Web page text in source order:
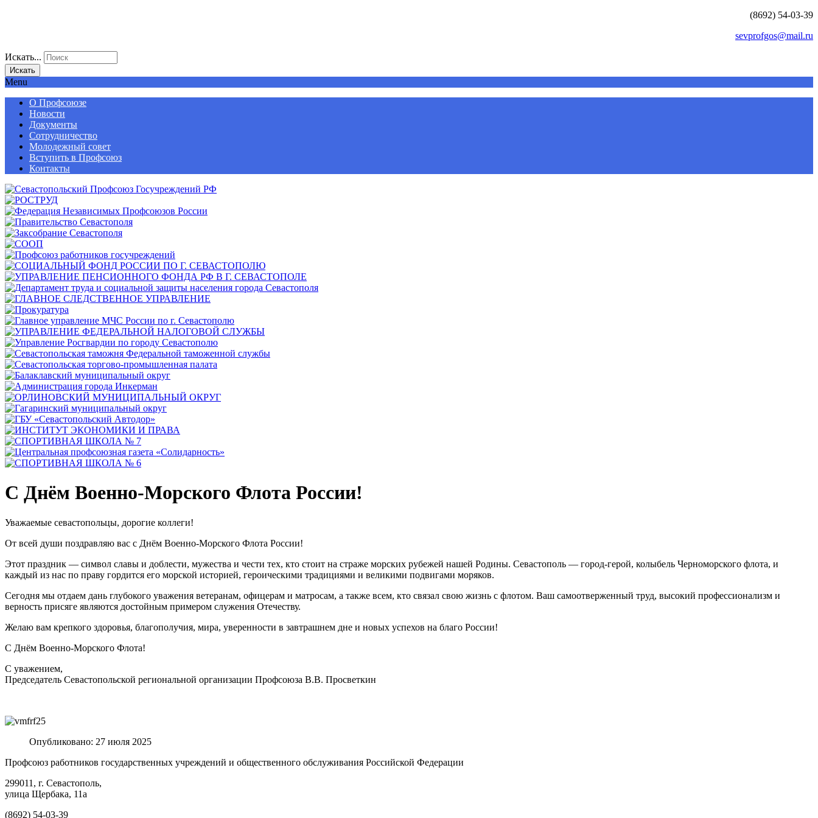
(8692) 54-03-39
sevprofgos@mail.ru
Искать...
Искать
Menu
О Профсоюзе
Новости
Документы
Сотрудничество
Молодежный совет
Вступить в Профсоюз
Контакты
С Днём Военно-Морского Флота России!
Уважаемые севастопольцы, дорогие коллеги!
От всей души поздравляю вас с Днём Военно-Морского Флота России!
Этот праздник — символ славы и доблести, мужества и чести тех, кто стоит на страже морских рубежей нашей Родины. Севастополь — город-герой, колыбель Черноморского флота, и
каждый из нас по праву гордится его морской историей, героическими традициями и великими подвигами моряков.
Сегодня мы отдаем дань глубокого уважения ветеранам, офицерам и матросам, а также всем, кто связал свою жизнь с флотом. Ваш самоотверженный труд, высокий профессионализм и
верность присяге являются достойным примером служения Отечеству.
Желаю вам крепкого здоровья, благополучия, мира, уверенности в завтрашнем дне и новых успехов на благо России!
С Днём Военно-Морского Флота!
С уважением,
Председатель Севастопольской региональной организации Профсоюза В.В. Просветкин
Опубликовано: 27 июля 2025
Профсоюз работников государственных учреждений и общественного обслуживания Российской Федерации
299011, г. Севастополь,
улица Щербака, 11а
(8692) 54-03-39